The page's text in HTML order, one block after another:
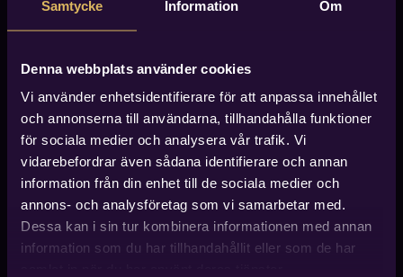
Samtycke Information Om
Denna webbplats använder cookies
Vi använder enhetsidentifierare för att anpassa innehållet
och annonserna till användarna, tillhandahålla funktioner
för sociala medier och analysera vår trafik. Vi
vidarebefordrar även sådana identifierare och annan
information från din enhet till de sociala medier och
annons- och analysföretag som vi samarbetar med.
Dessa kan i sin tur kombinera informationen med annan
information som du har tillhandahållit eller som de har
Hitta till Vox Hotel